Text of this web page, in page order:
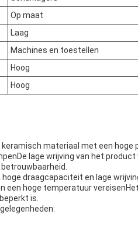
Op maat
Laag
Machines en toestellen
Hoog
Hoog
materiaal met een
lage wrijving van het
draagcapaciteit en lage
een hoge temperatuur
is.